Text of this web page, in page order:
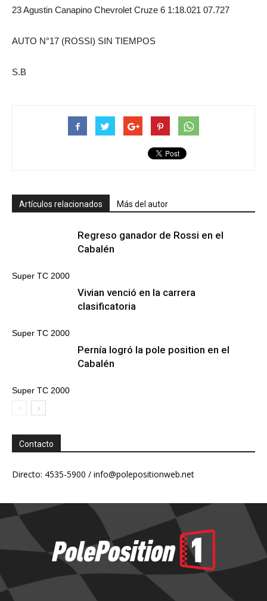
23 Agustin Canapino Chevrolet Cruze 6 1:18.021 07.727
AUTO N°17 (ROSSI) SIN TIEMPOS
S.B
Artículos relacionados Más del autor
Super TC 2000
Regreso ganador de Rossi en el
Cabalén
Super TC 2000
Vivian venció en la carrera
clasificatoria
Super TC 2000
Pernía logró la pole position en el
Cabalén
Contacto
Directo: 4535-5900 / info@polepositionweb.net